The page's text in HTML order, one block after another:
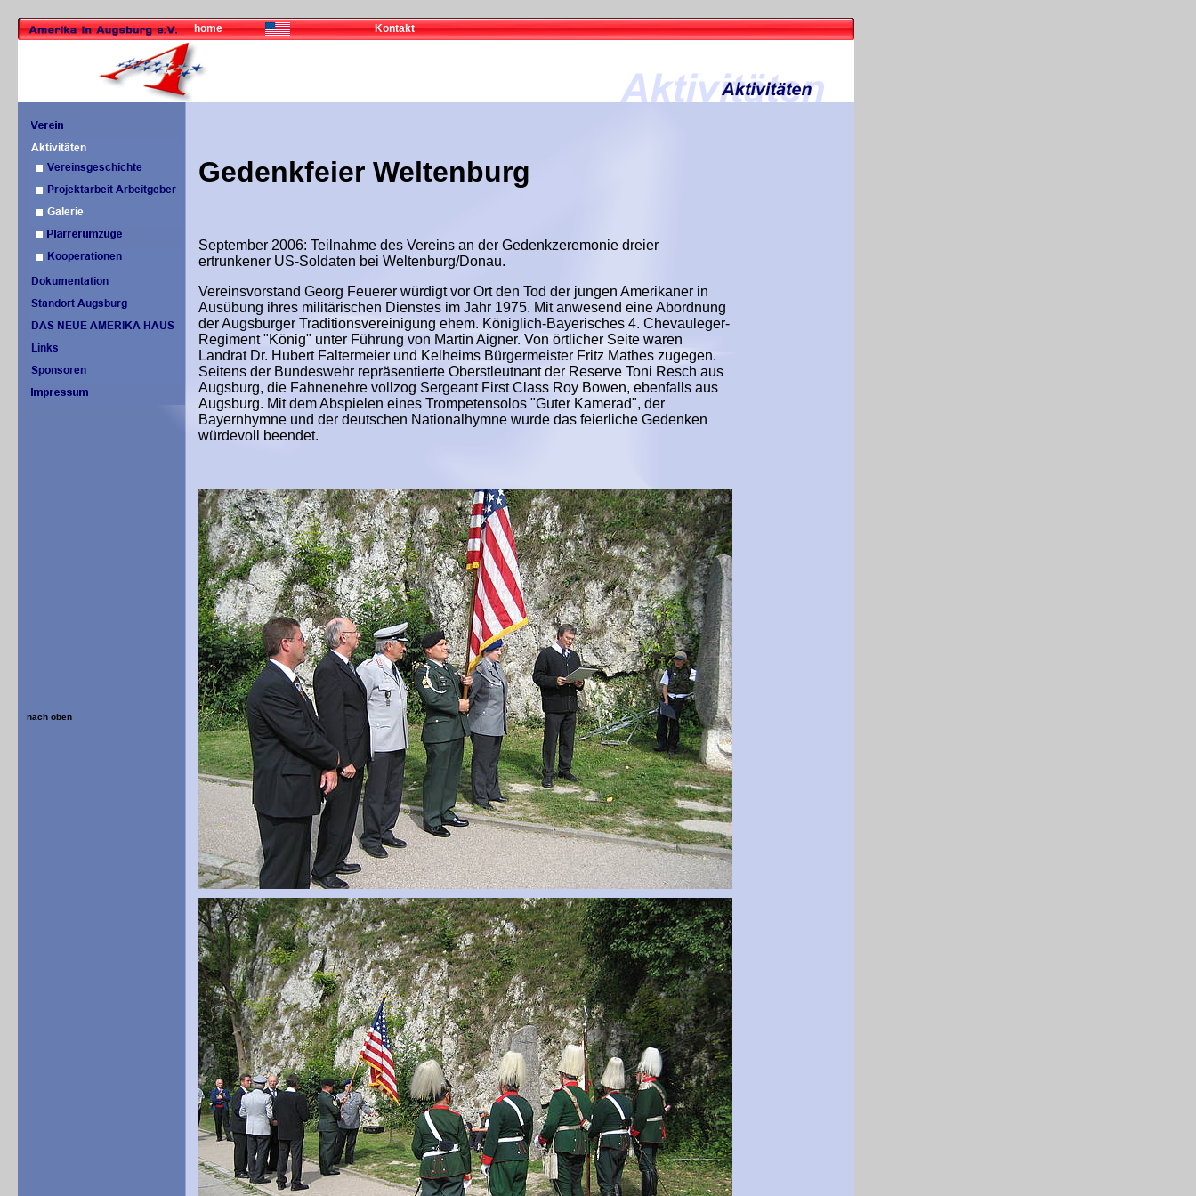
home Kontakt
Gedenkfeier Weltenburg
September 2006: Teilnahme des Vereins an der Gedenkzeremonie dreier
ertrunkener US-Soldaten bei Weltenburg/Donau.
Vereinsvorstand Georg Feuerer würdigt vor Ort den Tod der jungen Amerikaner in
Ausübung ihres militärischen Dienstes im Jahr 1975. Mit anwesend eine Abordnung
der Augsburger Traditionsvereinigung ehem. Königlich-Bayerisches 4. Chevauleger-
Regiment "König" unter Führung von Martin Aigner. Von örtlicher Seite waren
Landrat Dr. Hubert Faltermeier und Kelheims Bürgermeister Fritz Mathes zugegen.
Seitens der Bundeswehr repräsentierte Oberstleutnant der Reserve Toni Resch aus
Augsburg, die Fahnenehre vollzog Sergeant First Class Roy Bowen, ebenfalls aus
Augsburg. Mit dem Abspielen eines Trompetensolos "Guter Kamerad", der
Bayernhymne und der deutschen Nationalhymne wurde das feierliche Gedenken
würdevoll beendet.
nach oben